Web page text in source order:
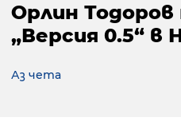
Орлин
„Версия 0.5“ в
Аз чета